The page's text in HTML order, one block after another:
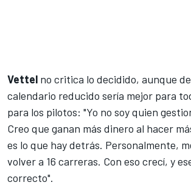
Vettel no critica lo decidido, aunque
calendario reducido sería mejor para
para los pilotos: "Yo no soy quien
Creo que ganan más dinero al hacer
es lo que hay detrás. Personalmente,
volver a 16 carreras. Con eso crecí, y
correcto".